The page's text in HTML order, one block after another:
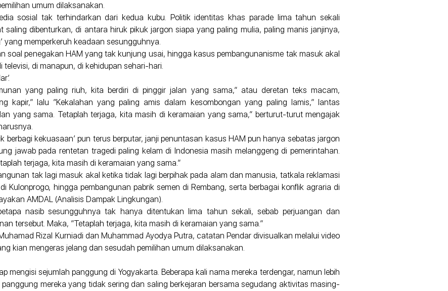
umum dilaksanakan.
sosial tak terhindarkan dari kedua kubu. Politik identitas khas parade lima tahun sekali
dibenturkan, di antara hiruk pikuk jargon siapa yang paling mulia, paling manis janjinya,
yang memperkeruh keadaan sesungguhnya.
soal penegakan HAM yang tak kunjung usai, hingga kasus pembangunanisme tak masuk akal
di manapun, di kehidupan sehari-hari.
yang paling riuh, kita berdiri di pinggir jalan yang sama,” atau deretan teks macam,
kapir,” lalu ”Kekalahan yang paling amis dalam kesombongan yang paling lamis,” lantas
yang sama. Tetaplah terjaga, kita masih di keramaian yang sama,” berturut-turut mengajak
berbagi kekuasaan’ pun terus berputar, janji penuntasan kasus HAM pun hanya sebatas jargon
jawab pada rentetan tragedi paling kelam di Indonesia masih melanggeng di pemerintahan.
terjaga, kita masih di keramaian yang sama.”
tak lagi masuk akal ketika tidak lagi berpihak pada alam dan manusia, tatkala reklamasi
Kulonprogo, hingga pembangunan pabrik semen di Rembang, serta berbagai konflik agraria di
AMDAL (Analisis Dampak Lingkungan).
nasib sesungguhnya tak hanya ditentukan lima tahun sekali, sebab perjuangan dan
tersebut. Maka, ”Tetaplah terjaga, kita masih di keramaian yang sama.”
Rizal Kurniadi dan Muhammad Ayodya Putra, catatan Pendar divisualkan melalui video
kian mengeras jelang dan sesudah pemilihan umum dilaksanakan.
mengisi sejumlah panggung di Yogyakarta. Beberapa kali nama mereka terdengar, namun lebih
mereka yang tidak sering dan saling berkejaran bersama segudang aktivitas masing-